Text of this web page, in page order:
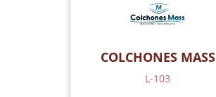
COLCHONES MASS
L-103